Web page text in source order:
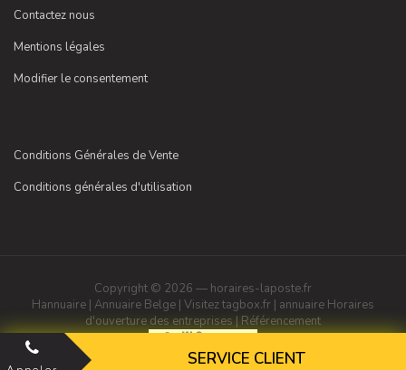
Contactez nous
Mentions légales
Modifier le consentement
Conditions Générales de Vente
Conditions générales d'utilisation
Copyright © 2026 — horaires-laposte.fr
Hannuaire | Annuaire Belge | Visitez tagbox.fr | annuaire Horaires
d'ouverture des entreprises | Référencement
SERVICE CLIENT